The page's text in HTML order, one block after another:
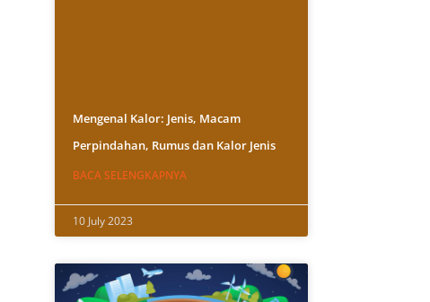
Mengenal Kalor: Jenis, Macam
Perpindahan, Rumus dan Kalor Jenis
BACA SELENGKAPNYA
10 July 2023